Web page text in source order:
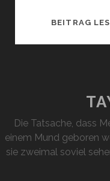
BEITRAG
Die Tatsache, dass
einem Mund geboren
sie zweimal soviel